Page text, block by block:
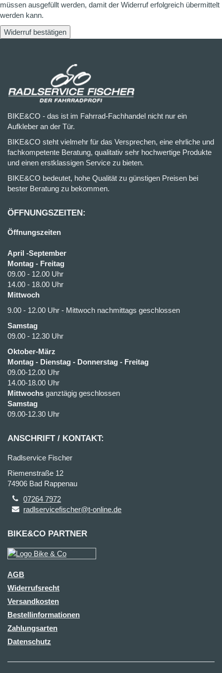
müssen ausgefüllt werden, damit der Widerruf erfolgreich übermittelt
werden kann.
Widerruf bestätigen
BIKE&CO - das ist im Fahrrad-Fachhandel nicht nur ein
Aufkleber an der Tür.
BIKE&CO steht vielmehr für das Versprechen, eine ehrliche und
fachkompetente Beratung, qualitativ sehr hochwertige Produkte
und einen erstklassigen Service zu bieten.
BIKE&CO bedeutet, hohe Qualität zu günstigen Preisen bei
bester Beratung zu bekommen.
ÖFFNUNGSZEITEN:
Öffnungszeiten
April -September
Montag - Freitag
09.00 - 12.00 Uhr
14.00 - 18.00 Uhr
Mittwoch
9.00 - 12.00 Uhr - Mittwoch nachmittags geschlossen
Samstag
09.00 - 12.30 Uhr
Oktober-März
Montag - Dienstag - Donnerstag - Freitag
09.00-12.00 Uhr
14.00-18.00 Uhr
Mittwochs ganztägig geschlossen
Samstag
09.00-12.30 Uhr
ANSCHRIFT / KONTAKT:
Radlservice Fischer
Riemenstraße 12
74906 Bad Rappenau
07264 7972
radlservicefischer@t-online.de
BIKE&CO PARTNER
AGB
Widerrufsrecht
Versandkosten
Bestellinformationen
Zahlungsarten
Datenschutz